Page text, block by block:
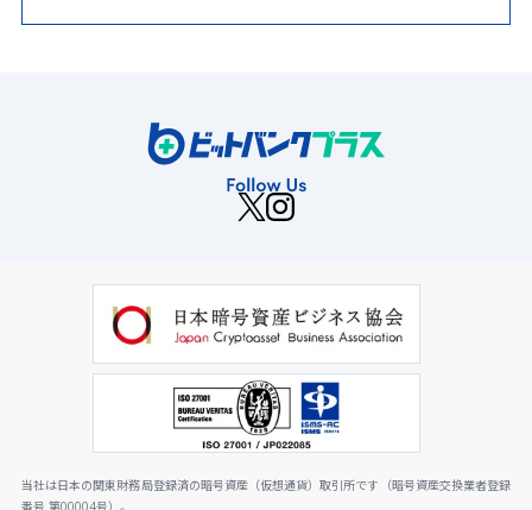
当社は日本の関東財務局登録済の暗号資産（仮想通貨）取引所です（暗号資産交換業者登録
番号 第00004号）。